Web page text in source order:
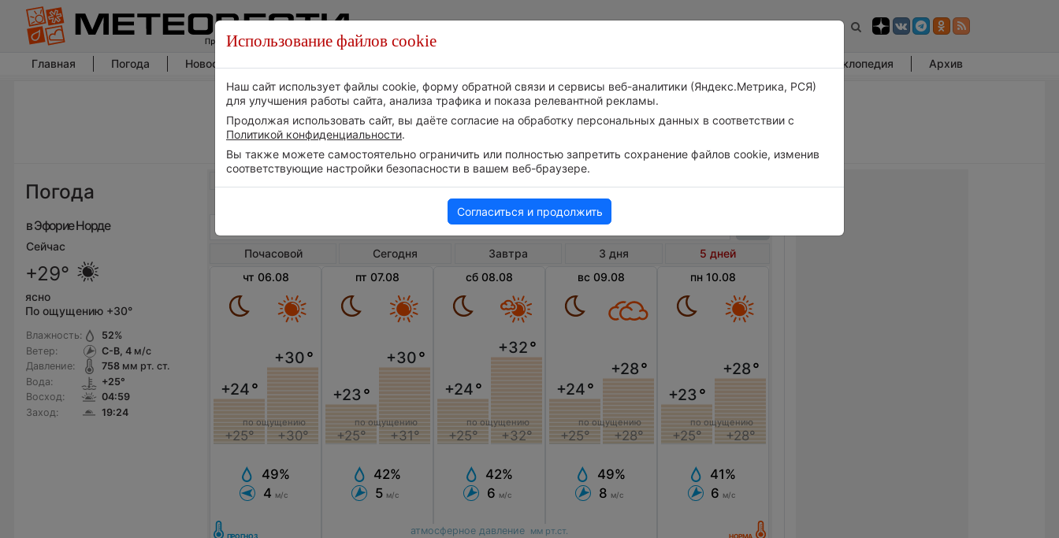
Главная Погода Новости погоды Энциклопедия Архив
Погода
в Эфорие Норде
Сейчас
+29°
ясно
По ощущению +30°
Влажность:
Ветер:
Давление:
Вода:
Восход:
Заход:
52%
С-В, 4м/с
758мм рт. ст.
+25°
04:59
19:24
Погода в Эфорие Норде на 5 дней
Почасовой Сегодня Завтра 3 дня
5 дней
чт 06.08
+24°
+25°
+30°
+30°
по ощущению
49%
4 м/с
пт 07.08
+23°
+25°
+30°
+31°
по ощущению
42%
5 м/с
сб 08.08
+24°
+25°
+32°
+32°
по ощущению
42%
6 м/с
вс 09.08
+24°
+25°
+28°
+28°
по ощущению
49%
8 м/с
пн 10.08
+23°
+25°
+28°
+28°
по ощущению
41%
6 м/с
атмосферное давление мм рт.ст.
Использование файлов cookie
Наш сайт использует файлы cookie, форму обратной связи и сервисы веб-аналитики (Яндекс.Метрика, РСЯ)
для улучшения работы сайта, анализа трафика и показа релевантной рекламы.
Продолжая использовать сайт, вы даёте согласие на обработку персональных данных в соответствии с
Политикой конфиденциальности.
Вы также можете самостоятельно ограничить или полностью запретить сохранение файлов cookie, изменив
соответствующие настройки безопасности в вашем веб-браузере.
Согласиться и продолжить